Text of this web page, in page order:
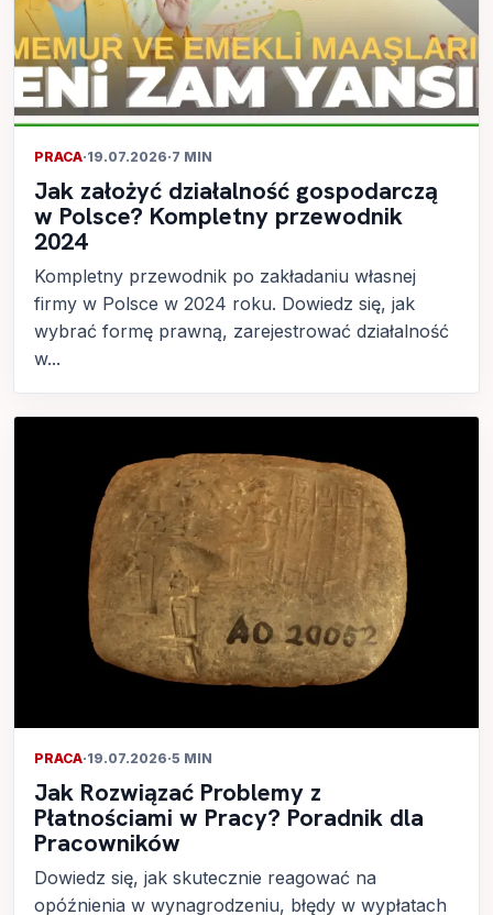
PRACA·19.07.2026·7 MIN
Jak założyć działalność gospodarczą
w Polsce? Kompletny przewodnik
2024
Kompletny przewodnik po zakładaniu własnej
firmy w Polsce w 2024 roku. Dowiedz się, jak
wybrać formę prawną, zarejestrować działalność
w...
PRACA·19.07.2026·5 MIN
Jak Rozwiązać Problemy z
Płatnościami w Pracy? Poradnik dla
Pracowników
Dowiedz się, jak skutecznie reagować na
opóźnienia w wynagrodzeniu, błędy w wypłatach